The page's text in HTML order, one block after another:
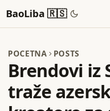
BaoLiba 🇷🇸
POCETNA POSTS
Brendovi iz
traže